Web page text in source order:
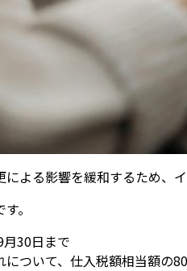
による影響を緩和するため、
。
30日まで
ついて、仕入税額相当額の